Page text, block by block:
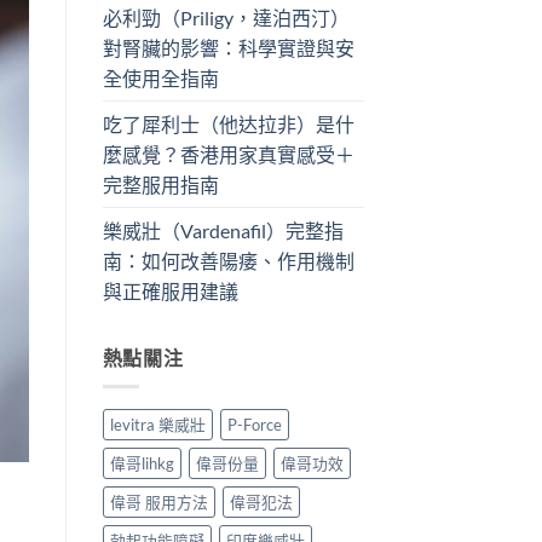
必利勁（Priligy，達泊西汀）
對腎臟的影響：科學實證與安
全使用全指南
吃了犀利士（他达拉非）是什
麼感覺？香港用家真實感受＋
完整服用指南
樂威壯（Vardenafil）完整指
南：如何改善陽痿、作用機制
與正確服用建議
熱點關注
levitra 樂威壯
P-Force
偉哥lihkg
偉哥份量
偉哥功效
偉哥 服用方法
偉哥犯法